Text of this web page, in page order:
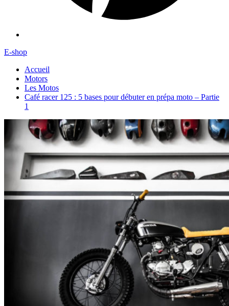
E-shop
Accueil
Motors
Les Motos
Café racer 125 : 5 bases pour débuter en prépa moto – Partie
1